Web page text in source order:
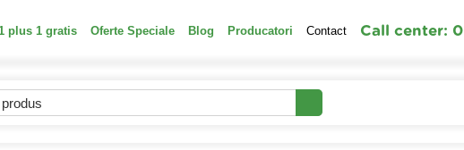
plus 1 gratis Oferte Speciale Blog Producatori Contact Call center: